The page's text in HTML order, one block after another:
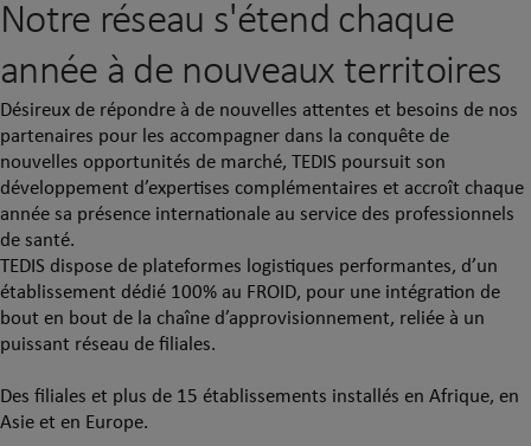
Notre réseau s'étend chaque
année à de nouveaux territoires
Désireux de répondre à de nouvelles attentes et besoins de nos
partenaires pour les accompagner dans la conquête de
nouvelles opportunités de marché, TEDIS poursuit son
développement d’expertises complémentaires et accroît chaque
année sa présence internationale au service des professionnels
de santé.
TEDIS dispose de plateformes logistiques performantes, d’un
établissement dédié 100% au FROID, pour une intégration de
bout en bout de la chaîne d’approvisionnement, reliée à un
puissant réseau de filiales.
Des filiales et plus de 15 établissements installés en Afrique, en
Asie et en Europe.